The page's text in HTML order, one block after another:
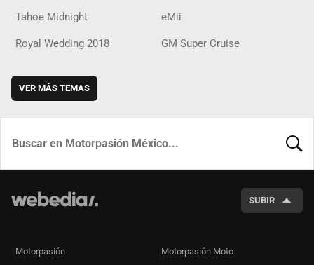
Tahoe Midnight eMii
Royal Wedding 2018 GM Super Cruise
VER MÁS TEMAS
SUBIR
Motorpasión Motorpasión Moto